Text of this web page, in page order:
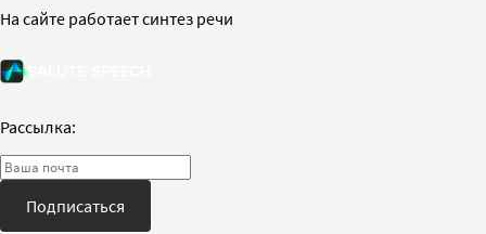
На сайте работает синтез речи
Рассылка:
Подписаться